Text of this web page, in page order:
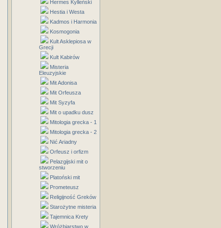
Hermes Kylleński
Hestia i Westa
Kadmos i Harmonia
Kosmogonia
Kult Asklepiosa w
Grecji
Kult Kabirów
Misteria
Eleuzyjskie
Mit Adonisa
Mit Orfeusza
Mit Syzyfa
Mit o upadku dusz
Mitologia grecka - 1
Mitologia grecka - 2
Nić Ariadny
Orfeusz i orfizm
Pelazgijski mit o
stworzeniu
Platoński mit
Prometeusz
Religijność Greków
Starożytne misteria
Tajemnica Krety
Wróżbiarstwo w